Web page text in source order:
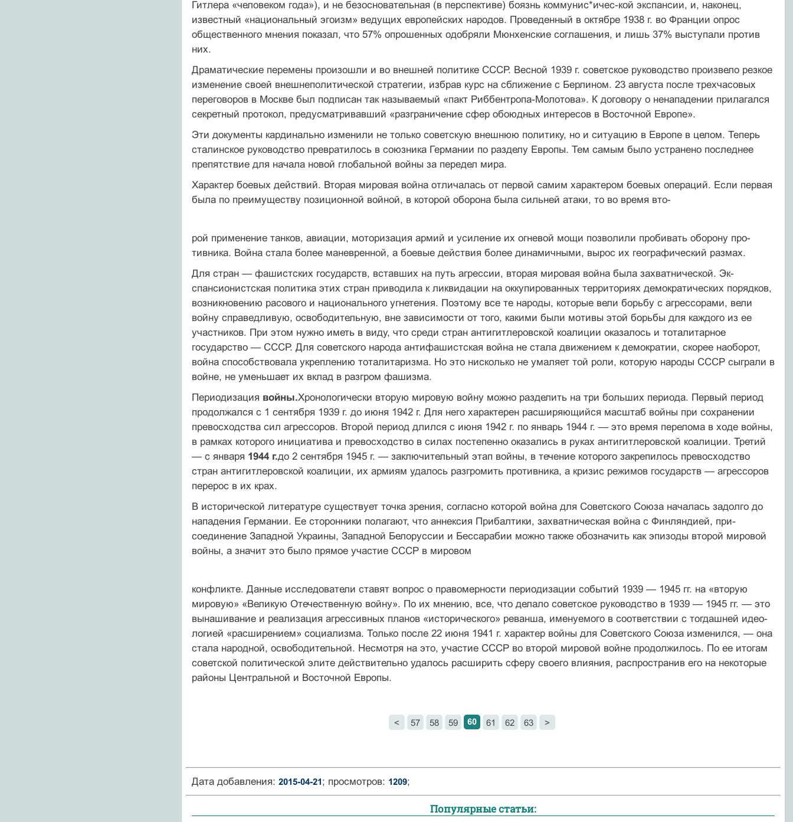
Гитлера «человеком года»), и не безосновательная (в перспективе) боязнь коммунис*ичес-кой экспансии, и, наконец,
известный «национальный эго­изм» ведущих европейских народов. Проведенный в ок­тябре 1938 г. во Франции опрос
общественного мнения показал, что 57% опрошенных одобряли Мюнхенские со­глашения, и лишь 37% выступали против
них.
Драматические перемены произошли и во внешней по­литике СССР. Весной 1939 г. советское руководство про­извело резкое
изменение своей внешнеполитической стра­тегии, избрав курс на сближение с Берлином. 23 августа после трехчасовых
переговоров в Москве был подписан так называемый «пакт Риббентропа-Молотова». К догово­ру о ненападении прилагался
секретный протокол, пре­дусматривавший «разграничение сфер обоюдных интере­сов в Восточной Европе».
Эти документы кардинально изменили не только совет­скую внешнюю политику, но и ситуацию в Европе в це­лом. Теперь
сталинское руководство превратилось в союз­ника Германии по разделу Европы. Тем самым было уст­ранено последнее
препятствие для начала новой глобаль­ной войны за передел мира.
Характер боевых действий. Вторая мировая война от­личалась от первой самим характером боевых операций. Если первая
была по преимуществу позиционной войной, в которой оборона была сильней атаки, то во время вто-
рой применение танков, авиации, моторизация армий и усиление их огневой мощи позволили пробивать оборону про­
тивника. Война стала более маневренной, а боевые действия более динамичными, вырос их географический размах.
Для стран — фашистских государств, вставших на путь агрессии, вторая мировая война была захватнической. Эк­
спансионистская политика этих стран приводила к лик­видации на оккупированных территориях демократичес­ких порядков,
возникновению расового и национального угнетения. Поэтому все те народы, которые вели борьбу с агрессорами, вели
войну справедливую, освободительную, вне зависимости от того, какими были мотивы этой борь­бы для каждого из ее
участников. При этом нужно иметь в виду, что среди стран антигитлеровской коалиции ока­залось и тоталитарное
государство — СССР. Для советско­го народа антифашистская война не стала движением к демократии, скорее наоборот,
война способствовала ук­реплению тоталитаризма. Но это нисколько не умаляет той роли, которую народы СССР сыграли в
войне, не уменьшает их вклад в разгром фашизма.
Периодизация войны.Хронологически вторую мировую войну можно разделить на три больших периода. Первый период
продолжался с 1 сентября 1939 г. до июня 1942 г. Для него характерен расширяющийся масштаб войны при сохранении
превосходства сил агрессоров. Второй период длился с июня 1942 г. по январь 1944 г. — это время перело­ма в ходе войны,
в рамках которого инициатива и превос­ходство в силах постепенно оказались в руках антигитле­ровской коалиции. Третий
— с января 1944 г.до 2 сентября 1945 г. — заключительный этап войны, в течение которо­го закрепилось превосходство
стран антигитлеровской ко­алиции, их армиям удалось разгромить противника, а кризис режимов государств — агрессоров
перерос в их крах.
В исторической литературе существует точка зрения, со­гласно которой война для Советского Союза началась задолго до
нападения Германии. Ее сторонники полагают, что аннек­сия Прибалтики, захватническая война с Финляндией, при­
соединение Западной Украины, Западной Белоруссии и Бесса­рабии можно также обозначить как эпизоды второй мировой
войны, а значит это было прямое участие СССР в мировом
конфликте. Данные исследователи ставят вопрос о правомер­ности периодизации событий 1939 — 1945 гг. на «вторую
мировую» «Великую Отечественную войну». По их мнению, все, что делало советское руководство в 1939 — 1945 гг. — это
вынашивание и реализация агрессивных планов «историчес­кого» реванша, именуемого в соответствии с тогдашней идео­
логией «расширением» социализма. Только после 22 июня 1941 г. характер войны для Советского Союза изменился, — она
стала народной, освободительной. Несмотря на это, учас­тие СССР во второй мировой войне продолжилось. По ее ито­гам
советской политической элите действительно удалось рас­ширить сферу своего влияния, распространив его на некото­рые
районы Центральной и Восточной Европы.
< 57 58 59 60 61 62 63 >
Дата добавления: 2015-04-21; просмотров: 1209;
Популярные статьи: